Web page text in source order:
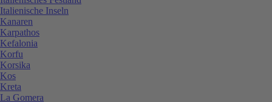
Italienische Inseln
Kanaren
Karpathos
Kefalonia
Korfu
Korsika
Kos
Kreta
La Gomera